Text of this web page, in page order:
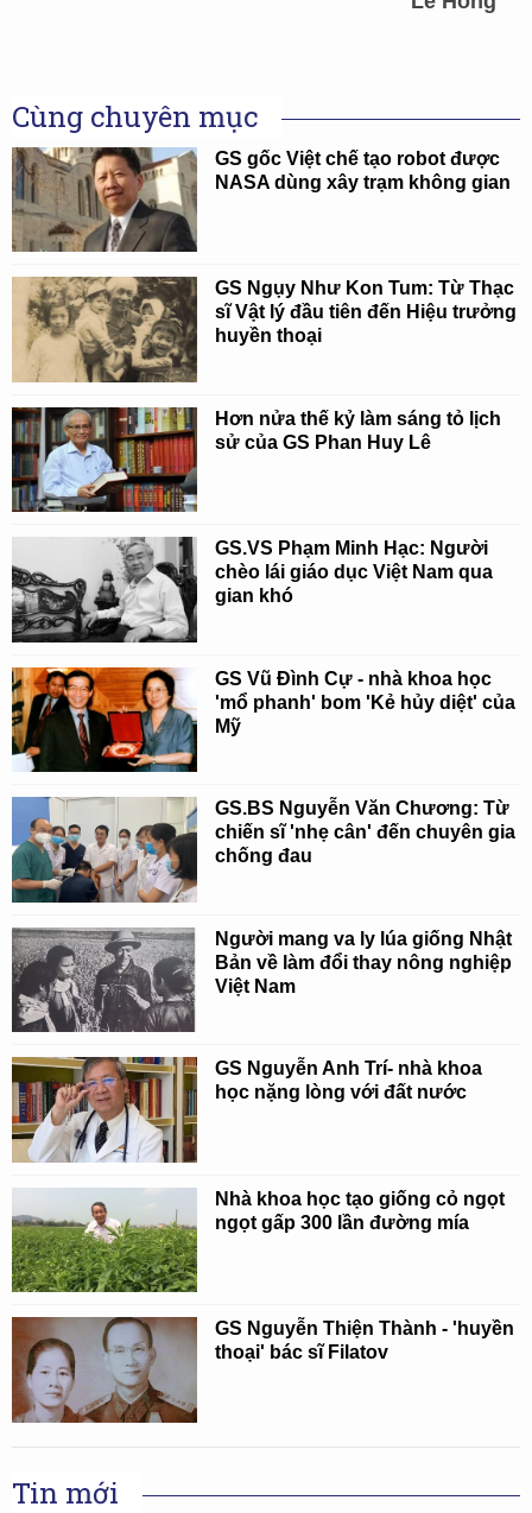
Cùng chuyên mục
GS gốc Việt chế tạo robot được
NASA dùng xây trạm không gian
GS Ngụy Như Kon Tum: Từ Thạc
sĩ Vật lý đầu tiên đến Hiệu trưởng
huyền thoại
Hơn nửa thế kỷ làm sáng tỏ lịch
sử của GS Phan Huy Lê
GS.VS Phạm Minh Hạc: Người
chèo lái giáo dục Việt Nam qua
gian khó
GS Vũ Đình Cự - nhà khoa học
'mổ phanh' bom 'Kẻ hủy diệt' của
Mỹ
GS.BS Nguyễn Văn Chương: Từ
chiến sĩ 'nhẹ cân' đến chuyên gia
chống đau
Người mang va ly lúa giống Nhật
Bản về làm đổi thay nông nghiệp
Việt Nam
GS Nguyễn Anh Trí- nhà khoa
học nặng lòng với đất nước
Nhà khoa học tạo giống cỏ ngọt
ngọt gấp 300 lần đường mía
GS Nguyễn Thiện Thành - 'huyền
thoại' bác sĩ Filatov
Tin mới